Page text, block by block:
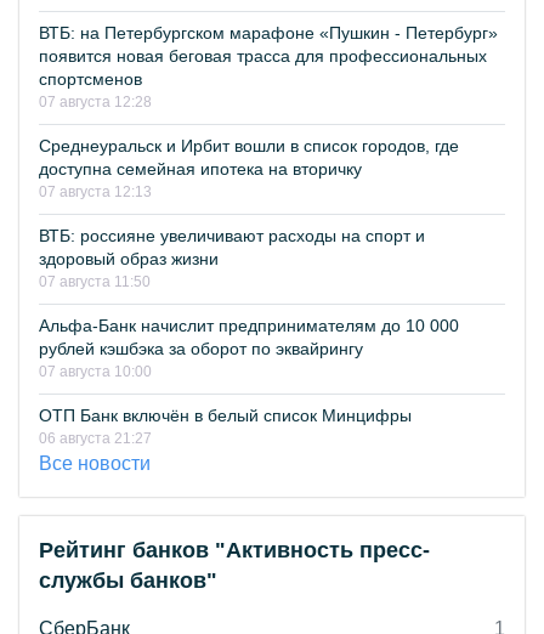
ВТБ: на Петербургском марафоне «Пушкин - Петербург»
появится новая беговая трасса для профессиональных
спортсменов
07 августа 12:28
Среднеуральск и Ирбит вошли в список городов, где
доступна семейная ипотека на вторичку
07 августа 12:13
ВТБ: россияне увеличивают расходы на спорт и
здоровый образ жизни
07 августа 11:50
Альфа-Банк начислит предпринимателям до 10 000
рублей кэшбэка за оборот по эквайрингу
07 августа 10:00
ОТП Банк включён в белый список Минцифры
06 августа 21:27
Все новости
Рейтинг банков "Активность пресс-
службы банков"
СберБанк
1